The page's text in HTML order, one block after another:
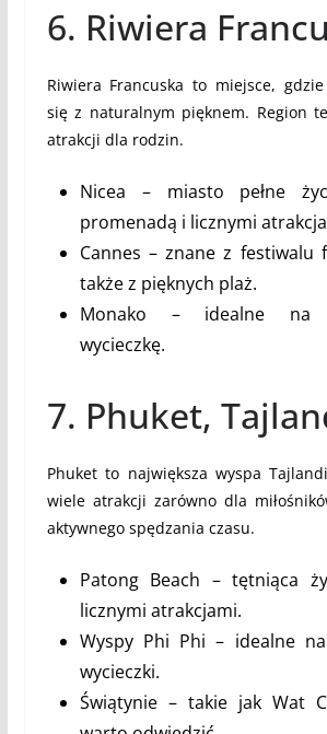
6. Riwiera
Riwiera Francuska to miejsce,
się z naturalnym pięknem. Region
atrakcji dla rodzin.
Nicea – miasto pełne
promenadą i licznymi
Cannes – znane z festiwalu
także z pięknych plaż.
Monako – idealne na
wycieczkę.
7. Phuket,
Phuket to największa wyspa
wiele atrakcji zarówno dla
aktywnego spędzania czasu.
Patong Beach – tętniąca
licznymi atrakcjami.
Wyspy Phi Phi – idealne
wycieczki.
Świątynie – takie jak Wat